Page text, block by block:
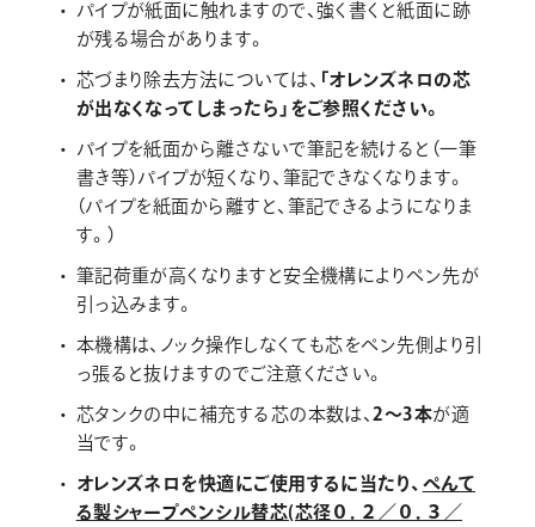
パイプが紙面に触れますので、強く書くと紙面に跡
が残る場合があります。
芯づまり除去方法については、 「オレンズネロの芯
が出なくなってしまったら」をご参照ください。
パイプを紙面から離さないで筆記を続けると（一筆
書き等）パイプが短くなり、筆記できなくなります。
（パイプを紙面から離すと、筆記できるようになりま
す。）
筆記荷重が高くなりますと安全機構によりペン先が
引っ込みます。
本機構は、ノック操作しなくても芯をペン先側より引
っ張ると抜けますのでご注意ください。
芯タンクの中に補充する芯の本数は、2～3本が適
当です。
オレンズネロを快適にご使用するに当たり、 ぺんて
る製シャープペンシル替芯(芯径０．２／０．３／